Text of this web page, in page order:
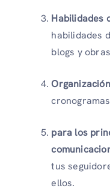
Habilidades
habilidades
blogs y
Organización
para los
tus
ellos.